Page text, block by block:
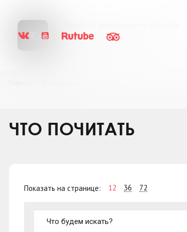
Библиопоиск
ЧТО ПОЧИТАТЬ
Показать на странице: 12 36 72